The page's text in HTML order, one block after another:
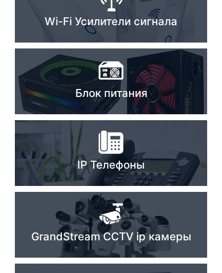
Серверное оборудование
UPS Источники бесперебойного питания
Мышки и Клавиатуры
Наушники
Сетевое оборудование
Системы охлаждения
Видеоконференцсвязь
Digital Signage
Компьютеры Fujitsu
Комплектующие ПК
Wi-Fi Усилители сигнала
Блок питания
IP Телефоны
GrandStream CCTV ip камеры